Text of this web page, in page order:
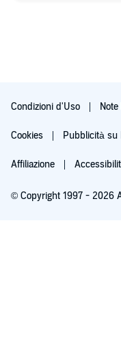
Condizioni d'Uso
Cookies Pubblicità su
Affiliazione
© Copyright 1997 - 2026